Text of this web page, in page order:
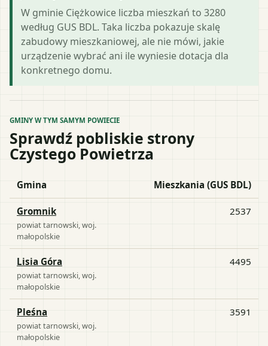
W gminie Ciężkowice liczba mieszkań to 3280
według GUS BDL. Taka liczba pokazuje skalę
zabudowy mieszkaniowej, ale nie mówi, jakie
urządzenie wybrać ani ile wyniesie dotacja dla
konkretnego domu.
GMINY W TYM SAMYM POWIECIE
Sprawdź pobliskie strony
Czystego Powietrza
Gmina Mieszkania (GUS BDL)
Gromnik
powiattarnowski , woj.
małopolskie
2537
Lisia Góra
powiattarnowski , woj.
małopolskie
4495
Pleśna
powiattarnowski , woj.
małopolskie
3591